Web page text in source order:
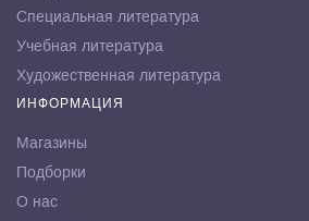
Специальная литература
Учебная литература
Художественная литература
ИНФОРМАЦИЯ
Магазины
Подборки
О нас